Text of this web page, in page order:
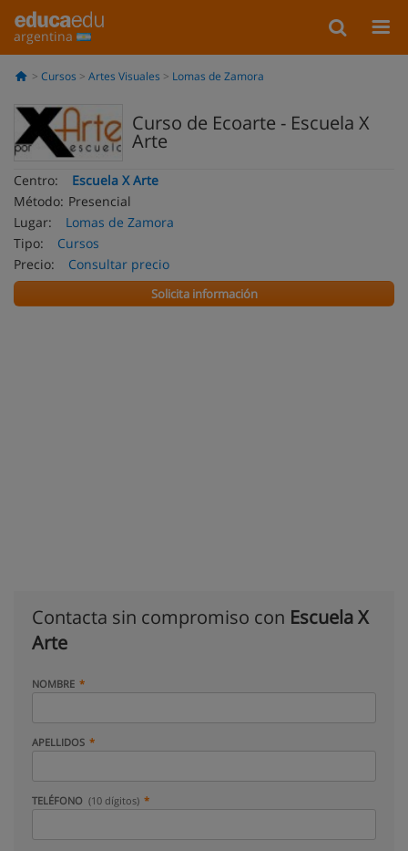
argentina
Cursos Artes Visuales Lomas de Zamora
Curso de Ecoarte - Escuela X
Arte
Centro:
Escuela X Arte
Método: Presencial
Lugar:
Lomas de Zamora
Tipo:
Cursos
Precio:
Consultar precio
Solicita información
Contacta sin compromiso con Escuela X
Arte
NOMBRE
APELLIDOS
TELÉFONO (10 dígitos)